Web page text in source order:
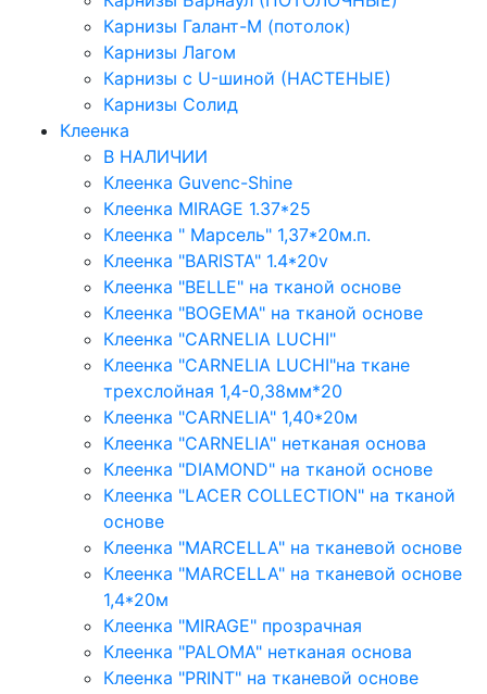
Карнизы Галант-М (потолок)
Карнизы Лагом
Карнизы с U-шиной (НАСТЕНЫЕ)
Карнизы Солид
Клеенка
В НАЛИЧИИ
Клеенка Guvenc-Shine
Клеенка MIRAGE 1.37*25
Клеенка " Марсель" 1,37*20м.п.
Клеенка "BARISTA" 1.4*20v
Клеенка "BELLE" на тканой основе
Клеенка "BOGEMA" на тканой основе
Клеенка "CARNELIA LUCHI"
Клеенка "CARNELIA LUCHI"на ткане
трехслойная 1,4-0,38мм*20
Клеенка "CARNELIA" 1,40*20м
Клеенка "CARNELIA" нетканая основа
Клеенка "DIAMOND" на тканой основе
Клеенка "LACER COLLECTION" на тканой
основе
Клеенка "MARCELLA" на тканевой основе
Клеенка "MARCELLA" на тканевой основе
1,4*20м
Клеенка "MIRAGE" прозрачная
Клеенка "PALOMA" нетканая основа
Клеенка "PRINT" на тканевой основе